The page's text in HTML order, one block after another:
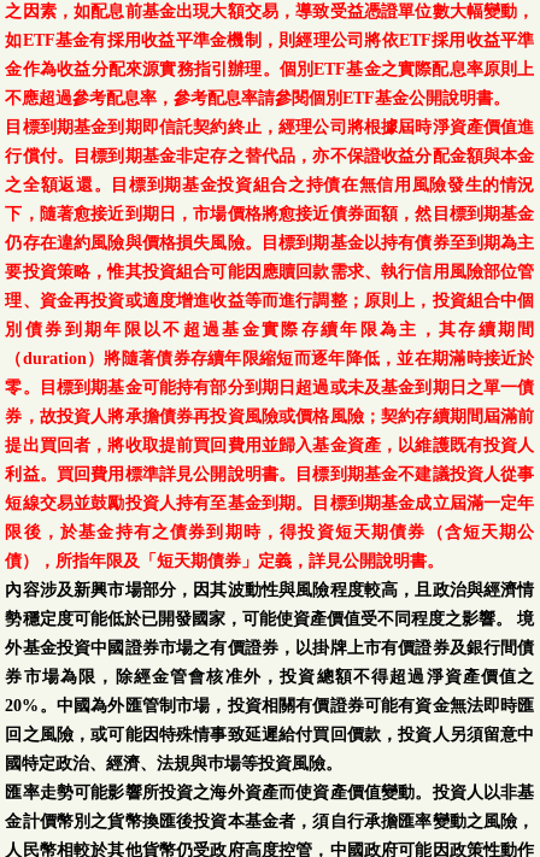
之因素，如配息前基金出現大額交易，導致受益憑證單位數大幅變動，
如ETF基金有採用收益平準金機制，則經理公司將依ETF採用收益平準
金作為收益分配來源實務指引辦理。個別ETF基金之實際配息率原則上
不應超過參考配息率，參考配息率請參閱個別ETF基金公開說明書。
目標到期基金到期即信託契約終止，經理公司將根據屆時淨資產價值進
行償付。目標到期基金非定存之替代品，亦不保證收益分配金額與本金
之全額返還。目標到期基金投資組合之持債在無信用風險發生的情況
下，隨著愈接近到期日，市場價格將愈接近債券面額，然目標到期基金
仍存在違約風險與價格損失風險。目標到期基金以持有債券至到期為主
要投資策略，惟其投資組合可能因應贖回款需求、執行信用風險部位管
理、資金再投資或適度增進收益等而進行調整；原則上，投資組合中個
別債券到期年限以不超過基金實際存續年限為主，其存續期間
（duration）將隨著債券存續年限縮短而逐年降低，並在期滿時接近於
零。目標到期基金可能持有部分到期日超過或未及基金到期日之單一債
券，故投資人將承擔債券再投資風險或價格風險；契約存續期間屆滿前
提出買回者，將收取提前買回費用並歸入基金資產，以維護既有投資人
利益。買回費用標準詳見公開說明書。目標到期基金不建議投資人從事
短線交易並鼓勵投資人持有至基金到期。目標到期基金成立屆滿一定年
限後，於基金持有之債券到期時，得投資短天期債券（含短天期公
債），所指年限及「短天期債券」定義，詳見公開說明書。
內容涉及新興市場部分，因其波動性與風險程度較高，且政治與經濟情
勢穩定度可能低於已開發國家，可能使資產價值受不同程度之影響。 境
外基金投資中國證券市場之有價證券，以掛牌上市有價證券及銀行間債
券市場為限，除經金管會核准外，投資總額不得超過淨資產價值之
20%。中國為外匯管制市場，投資相關有價證券可能有資金無法即時匯
回之風險，或可能因特殊情事致延遲給付買回價款，投資人另須留意中
國特定政治、經濟、法規與巿場等投資風險。
匯率走勢可能影響所投資之海外資產而使資產價值變動。投資人以非基
金計價幣別之貨幣換匯後投資本基金者，須自行承擔匯率變動之風險，
人民幣相較於其他貨幣仍受政府高度控管，中國政府可能因政策性動作